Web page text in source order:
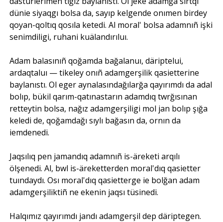
dünie siyaqgı bolsa da, sayıp kelgende onımen birdey
qoyan-qoltıq qosıla ketedi. Al moral' bolsa adamnıñ işki
senimdiligi, ruhani kuälandırıluı.
Adam balasınıñ qoğamda bağalanuı, däriptelui,
ardaqtaluı — tikeley onıñ adamgerşilik qasietterine
baylanıstı. Ol eger aynalasındağılarğa qayırımdı da adal
bolıp, bükil qarım-qatınastarın adamdıq twrğısınan
retteytin bolsa, nağız adamgerşiligi mol jan bolıp şığa
keledi de, qoğamdağı sıylı bağasın da, ornın da
iemdenedi.
Jaqsılıq pen jamandıq adamnıñ is-äreketi arqılı
ölşenedi. Al, bwl is-äreketterden moral'dıq qasietter
tuındaydı. Osı moral'dıq qasietterge ie bolğan adam
adamgerşiliktiñ ne ekenin jaqsı tüsinedi.
Halqımız qayırımdı jandı adamgerşil dep däriptegen.